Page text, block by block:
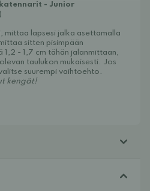
- Junior
mittaa lapsesi jalka asettamalla
sitten pisimpään
1,2 - 1,7 cm tähän jalanmittaan,
taulukon mukaisesti. Jos
suurempi vaihtoehto.
kengät!